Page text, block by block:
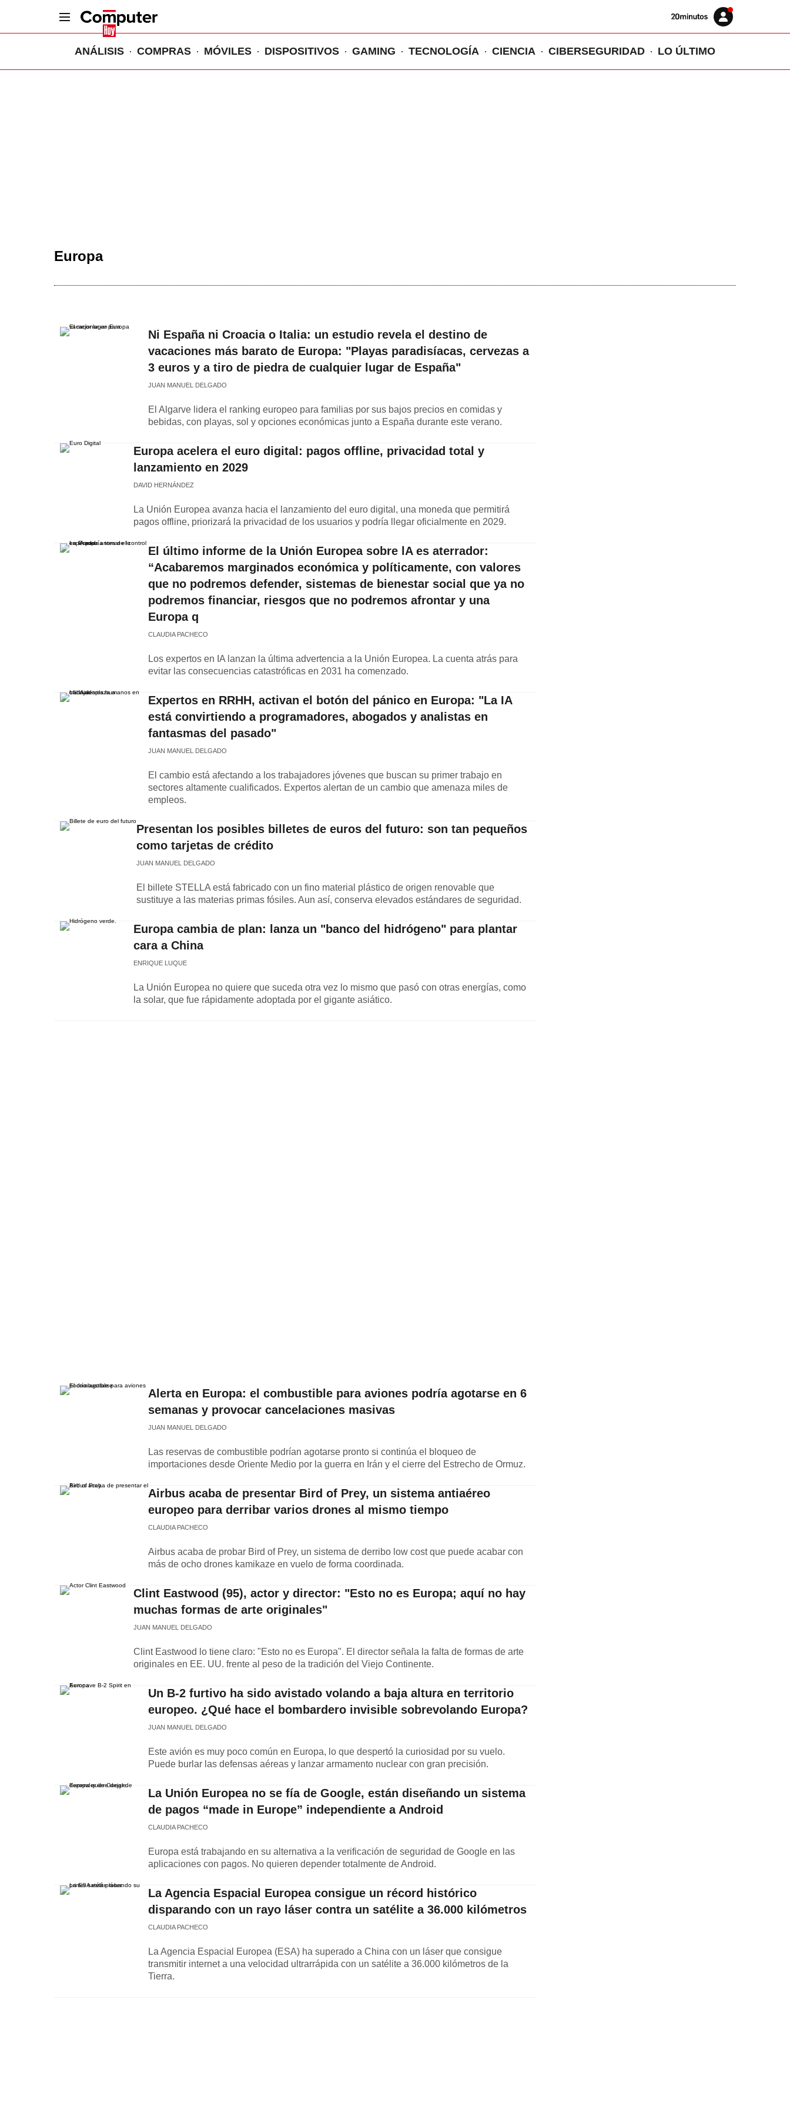
Volver
Iniciar
sesión
ANÁLISIS COMPRAS MÓVILES DISPOSITIVOS GAMING TECNOLOGÍA CIENCIA CIBERSEGURIDAD LO ÚLTIMO
Europa
Ni España ni Croacia o Italia: un estudio revela el destino de
vacaciones más barato de Europa: "Playas paradisíacas, cervezas a
3 euros y a tiro de piedra de cualquier lugar de España"
JUAN MANUEL DELGADO
El Algarve lidera el ranking europeo para familias por sus bajos precios en comidas y
bebidas, con playas, sol y opciones económicas junto a España durante este verano.
Europa acelera el euro digital: pagos offline, privacidad total y
lanzamiento en 2029
DAVID HERNÁNDEZ
La Unión Europea avanza hacia el lanzamiento del euro digital, una moneda que permitirá
pagos offline, priorizará la privacidad de los usuarios y podría llegar oficialmente en 2029.
El último informe de la Unión Europea sobre lA es aterrador:
“Acabaremos marginados económica y políticamente, con valores
que no podremos defender, sistemas de bienestar social que ya no
podremos financiar, riesgos que no podremos afrontar y una
Europa q
CLAUDIA PACHECO
Los expertos en IA lanzan la última advertencia a la Unión Europea. La cuenta atrás para
evitar las consecuencias catastróficas en 2031 ha comenzado.
Expertos en RRHH, activan el botón del pánico en Europa: "La IA
está convirtiendo a programadores, abogados y analistas en
fantasmas del pasado"
JUAN MANUEL DELGADO
El cambio está afectando a los trabajadores jóvenes que buscan su primer trabajo en
sectores altamente cualificados. Expertos alertan de un cambio que amenaza miles de
empleos.
Presentan los posibles billetes de euros del futuro: son tan pequeños
como tarjetas de crédito
JUAN MANUEL DELGADO
El billete STELLA está fabricado con un fino material plástico de origen renovable que
sustituye a las materias primas fósiles. Aun así, conserva elevados estándares de seguridad.
Europa cambia de plan: lanza un "banco del hidrógeno" para plantar
cara a China
ENRIQUE LUQUE
La Unión Europea no quiere que suceda otra vez lo mismo que pasó con otras energías, como
la solar, que fue rápidamente adoptada por el gigante asiático.
Alerta en Europa: el combustible para aviones podría agotarse en 6
semanas y provocar cancelaciones masivas
JUAN MANUEL DELGADO
Las reservas de combustible podrían agotarse pronto si continúa el bloqueo de
importaciones desde Oriente Medio por la guerra en Irán y el cierre del Estrecho de Ormuz.
Airbus acaba de presentar Bird of Prey, un sistema antiaéreo
europeo para derribar varios drones al mismo tiempo
CLAUDIA PACHECO
Airbus acaba de probar Bird of Prey, un sistema de derribo low cost que puede acabar con
más de ocho drones kamikaze en vuelo de forma coordinada.
Clint Eastwood (95), actor y director: "Esto no es Europa; aquí no hay
muchas formas de arte originales"
JUAN MANUEL DELGADO
Clint Eastwood lo tiene claro: "Esto no es Europa". El director señala la falta de formas de arte
originales en EE. UU. frente al peso de la tradición del Viejo Continente.
Un B-2 furtivo ha sido avistado volando a baja altura en territorio
europeo. ¿Qué hace el bombardero invisible sobrevolando Europa?
JUAN MANUEL DELGADO
Este avión es muy poco común en Europa, lo que despertó la curiosidad por su vuelo.
Puede burlar las defensas aéreas y lanzar armamento nuclear con gran precisión.
La Unión Europea no se fía de Google, están diseñando un sistema
de pagos “made in Europe” independiente a Android
CLAUDIA PACHECO
Europa está trabajando en su alternativa a la verificación de seguridad de Google en las
aplicaciones con pagos. No quieren depender totalmente de Android.
La Agencia Espacial Europea consigue un récord histórico
disparando con un rayo láser contra un satélite a 36.000 kilómetros
CLAUDIA PACHECO
La Agencia Espacial Europea (ESA) ha superado a China con un láser que consigue
transmitir internet a una velocidad ultrarrápida con un satélite a 36.000 kilómetros de la
Tierra.